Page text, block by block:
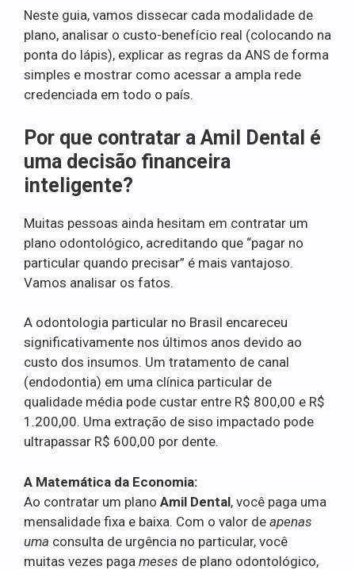
Neste guia, vamos dissecar cada modalidade de
plano, analisar o custo-benefício real (colocando na
ponta do lápis), explicar as regras da ANS de forma
simples e mostrar como acessar a ampla rede
credenciada em todo o país.
Por que contratar a Amil Dental é
uma decisão financeira
inteligente?
Muitas pessoas ainda hesitam em contratar um
plano odontológico, acreditando que “pagar no
particular quando precisar” é mais vantajoso.
Vamos analisar os fatos.
A odontologia particular no Brasil encareceu
significativamente nos últimos anos devido ao
custo dos insumos. Um tratamento de canal
(endodontia) em uma clínica particular de
qualidade média pode custar entre R$ 800,00 e R$
1.200,00. Uma extração de siso impactado pode
ultrapassar R$ 600,00 por dente.
A Matemática da Economia:
Ao contratar um plano Amil Dental, você paga uma
mensalidade fixa e baixa. Com o valor de apenas
uma consulta de urgência no particular, você
muitas vezes paga meses de plano odontológico,